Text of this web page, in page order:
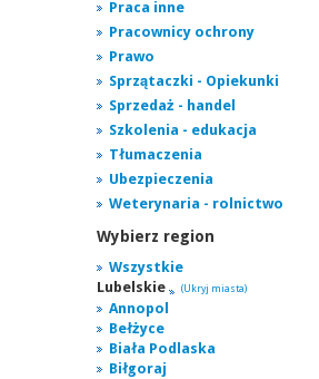
Praca inne
Pracownicy ochrony
Prawo
Sprzątaczki - Opiekunki
Sprzedaż - handel
Szkolenia - edukacja
Tłumaczenia
Ubezpieczenia
Weterynaria - rolnictwo
Wybierz region
Wszystkie
Lubelskie
(Ukryj miasta)
Annopol
Bełżyce
Biała Podlaska
Biłgoraj